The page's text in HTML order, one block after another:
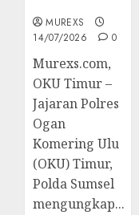
MUREXS
14/07/2026
0
Murexs.com,
OKU Timur –
Jajaran Polres
Ogan
Komering Ulu
(OKU) Timur,
Polda Sumsel
mengungkap...